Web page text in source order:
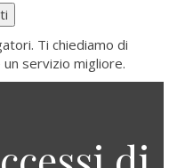
Ti chiediamo di
servizio migliore.